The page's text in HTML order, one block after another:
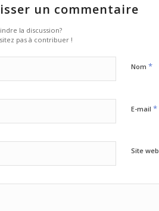
un commentaire
la discussion?
pas à contribuer !
Nom *
E-mail *
Site web